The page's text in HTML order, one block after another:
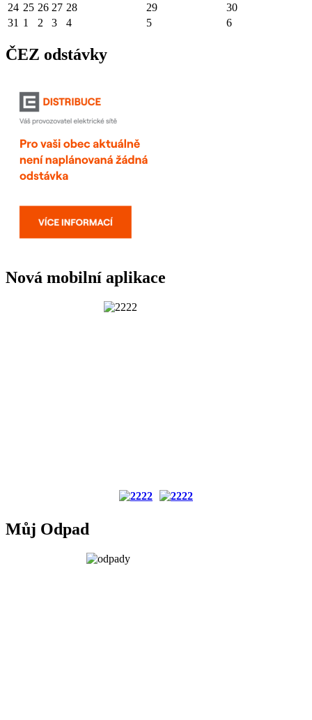
24 25 26 27 28 29
30
31 1 2 3 4 5 6
ČEZ odstávky
Nová mobilní aplikace
Můj Odpad